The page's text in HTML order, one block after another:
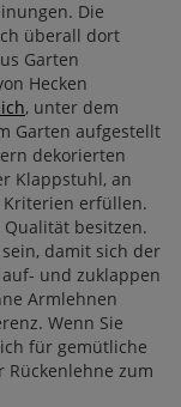
Die
überall dort
Garten
Hecken
, unter dem
Garten aufgestellt
dekorierten
Klappstuhl, an
Kriterien erfüllen.
besitzen.
damit sich der
und zuklappen
Armlehnen
Wenn Sie
für gemütliche
zum